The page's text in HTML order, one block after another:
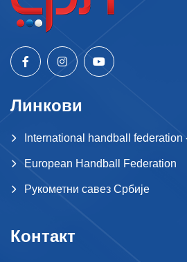
Линкови
International handball federation
European Handball Federation
Рукометни савез Србије
Контакт